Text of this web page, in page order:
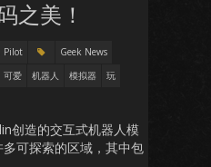
之美！
Pilot
Geek News
可爱 机器人 模拟器
玩
创造的交互式机器人模
可探索的区域，其中包